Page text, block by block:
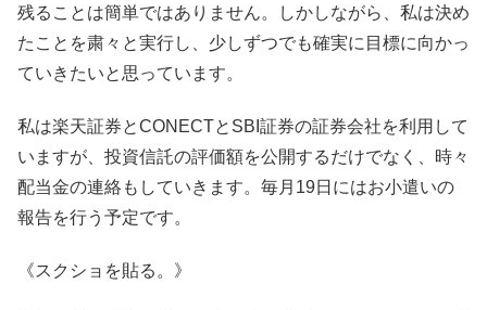
残ることは簡単ではありません。しかしながら、私は決め
たことを粛々と実行し、少しずつでも確実に目標に向かっ
ていきたいと思っています。
私は楽天証券とCONECTとSBI証券の証券会社を利用して
いますが、投資信託の評価額を公開するだけでなく、時々
配当金の連絡もしていきます。毎月19日にはお小遣いの
報告を行う予定です。
《スクショを貼る。》